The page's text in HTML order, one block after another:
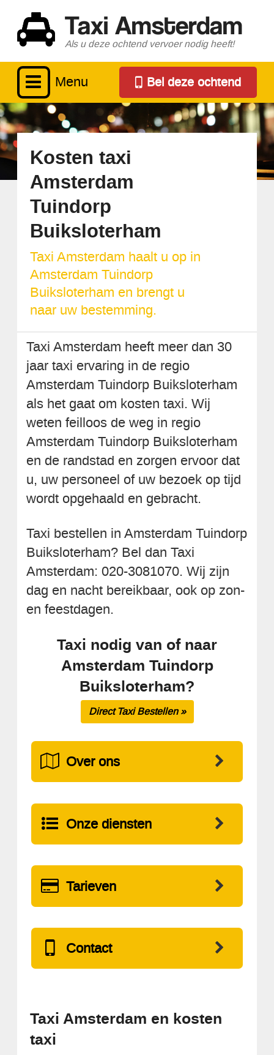
Taxi Amsterdam
Als u deze ochtend vervoer nodig heeft!
Menu Bel deze ochtend
Kosten taxi
Amsterdam
Tuindorp
Buiksloterham
Taxi Amsterdam haalt u op in
Amsterdam Tuindorp
Buiksloterham en brengt u
naar uw bestemming.
Taxi Amsterdam heeft meer dan 30
jaar taxi ervaring in de regio
Amsterdam Tuindorp Buiksloterham
als het gaat om kosten taxi. Wij
weten feilloos de weg in regio
Amsterdam Tuindorp Buiksloterham
en de randstad en zorgen ervoor dat
u, uw personeel of uw bezoek op tijd
wordt opgehaald en gebracht.
Taxi bestellen in Amsterdam Tuindorp
Buiksloterham? Bel dan Taxi
Amsterdam: 020-3081070. Wij zijn
dag en nacht bereikbaar, ook op zon-
en feestdagen.
Taxi nodig van of naar
Amsterdam Tuindorp
Buiksloterham?
Direct Taxi Bestellen »
Over ons
Onze diensten
Tarieven
Contact
Taxi Amsterdam en kosten
taxi